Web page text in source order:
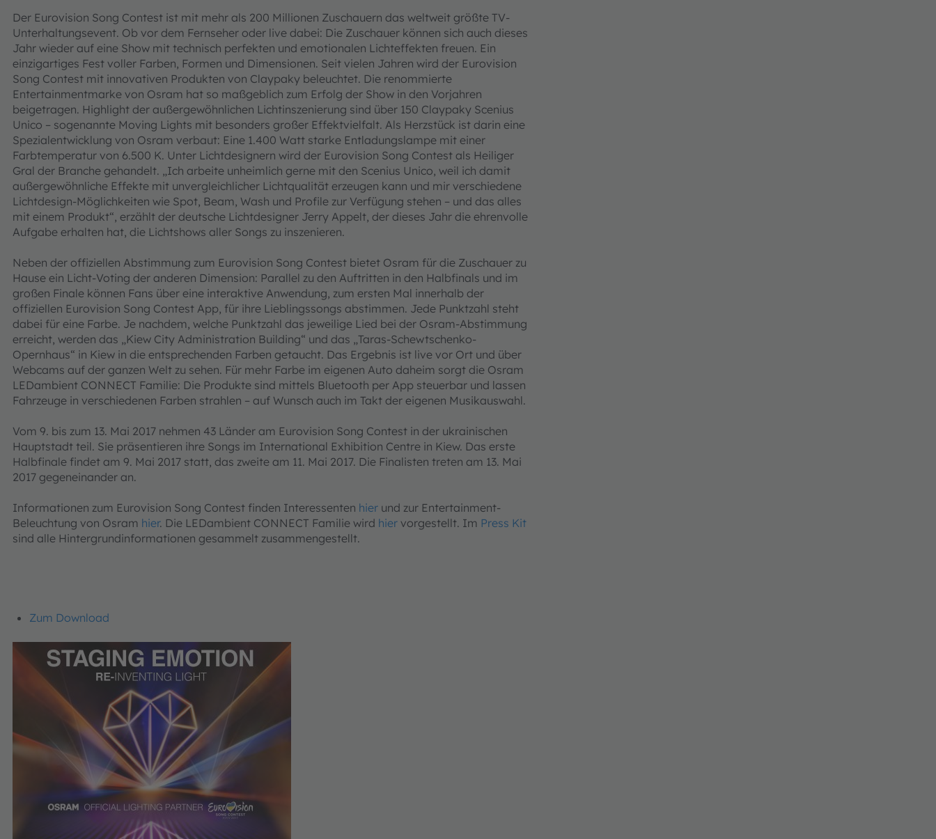
Der Eurovision Song Contest ist mit mehr als 200 Millionen Zuschauern das weltweit größte TV-
Unterhaltungsevent. Ob vor dem Fernseher oder live dabei: Die Zuschauer können sich auch dieses
Jahr wieder auf eine Show mit technisch perfekten und emotionalen Lichteffekten freuen. Ein
einzigartiges Fest voller Farben, Formen und Dimensionen. Seit vielen Jahren wird der Eurovision
Song Contest mit innovativen Produkten von Claypaky beleuchtet. Die renommierte
Entertainmentmarke von Osram hat so maßgeblich zum Erfolg der Show in den Vorjahren
beigetragen. Highlight der außergewöhnlichen Lichtinszenierung sind über 150 Claypaky Scenius
Unico – sogenannte Moving Lights mit besonders großer Effektvielfalt. Als Herzstück ist darin eine
Spezialentwicklung von Osram verbaut: Eine 1.400 Watt starke Entladungslampe mit einer
Farbtemperatur von 6.500 K. Unter Lichtdesignern wird der Eurovision Song Contest als Heiliger
Gral der Branche gehandelt. „Ich arbeite unheimlich gerne mit den Scenius Unico, weil ich damit
außergewöhnliche Effekte mit unvergleichlicher Lichtqualität erzeugen kann und mir verschiedene
Lichtdesign-Möglichkeiten wie Spot, Beam, Wash und Profile zur Verfügung stehen – und das alles
mit einem Produkt“, erzählt der deutsche Lichtdesigner Jerry Appelt, der dieses Jahr die ehrenvolle
Aufgabe erhalten hat, die Lichtshows aller Songs zu inszenieren.
Neben der offiziellen Abstimmung zum Eurovision Song Contest bietet Osram für die Zuschauer zu
Hause ein Licht-Voting der anderen Dimension: Parallel zu den Auftritten in den Halbfinals und im
großen Finale können Fans über eine interaktive Anwendung, zum ersten Mal innerhalb der
offiziellen Eurovision Song Contest App, für ihre Lieblingssongs abstimmen. Jede Punktzahl steht
dabei für eine Farbe. Je nachdem, welche Punktzahl das jeweilige Lied bei der Osram-Abstimmung
erreicht, werden das „Kiew City Administration Building“ und das „Taras-Schewtschenko-
Opernhaus“ in Kiew in die entsprechenden Farben getaucht. Das Ergebnis ist live vor Ort und über
Webcams auf der ganzen Welt zu sehen. Für mehr Farbe im eigenen Auto daheim sorgt die Osram
LEDambient CONNECT Familie: Die Produkte sind mittels Bluetooth per App steuerbar und lassen
Fahrzeuge in verschiedenen Farben strahlen – auf Wunsch auch im Takt der eigenen Musikauswahl.
Vom 9. bis zum 13. Mai 2017 nehmen 43 Länder am Eurovision Song Contest in der ukrainischen
Hauptstadt teil. Sie präsentieren ihre Songs im International Exhibition Centre in Kiew. Das erste
Halbfinale findet am 9. Mai 2017 statt, das zweite am 11. Mai 2017. Die Finalisten treten am 13. Mai
2017 gegeneinander an.
Informationen zum Eurovision Song Contest finden Interessenten hier und zur Entertainment-
Beleuchtung von Osram hier. Die LEDambient CONNECT Familie wird hier vorgestellt. Im Press Kit
sind alle Hintergrundinformationen gesammelt zusammengestellt.
Zum Download